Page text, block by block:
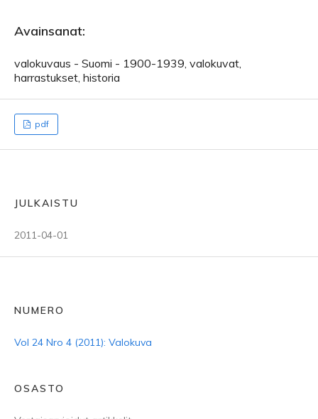
Avainsanat:
valokuvaus - Suomi - 1900-1939, valokuvat,
harrastukset, historia
pdf
JULKAISTU
2011-04-01
NUMERO
Vol 24 Nro 4 (2011): Valokuva
OSASTO